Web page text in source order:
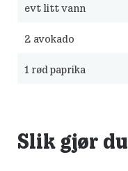
evt litt vann
2 avokado
1 rød paprika
Slik gjør du